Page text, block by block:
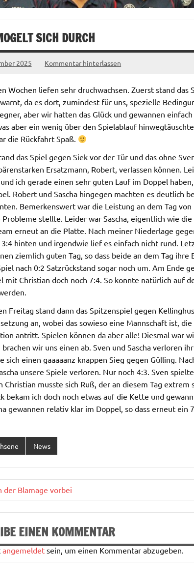
SICH DURCH
2025 Kommentar hinterlassen
Wochen liefen sehr druchwachsen. Zuerst stand das
da es dort, zumindest für uns, spezielle
aber wir hatten das Glück und gewannen
aber ein wenig über den Spielablauf
die Rückfahrt Spaß.
das Spiel gegen Siek vor der Tür und das ohne
Ersatzmann, Robert, verlassen können.
ich gerade einen sehr guten Lauf im Doppel
Robert und Sascha hingegen machten es deutlich
Bemerkenswert war die Leistung an dem Tag
stellte. Leider war Sascha, eigentlich wie
erneut an die Platte. Nach meiner Niederlage
hinten und irgendwie lief es einfach nicht rund.
ziemlich guten Tag, so dass beide an dem Tag
nach 0:2 Satzrückstand sogar noch um. Am Ende
mit Christian doch noch 7:4. So konnte natürlich auf
Freitag stand dann das Spitzenspiel gegen
an, wobei das sowieso eine Mannschaft ist,
antritt. Spielen können da aber alle! Diesmal war
wir uns einen ab. Sven und Sascha verloren
sich einen gaaaaanz knappen Sieg gegen Gülling.
unsere Spiele verloren. Nur noch 4:3. Sven
Christian musste sich Ruß, der an diesem Tag
bekam ich doch noch etwas auf die Kette und
gewannen relativ klar im Doppel, so dass erneut ein
News
der Blamage vorbei
EINEN KOMMENTAR
angemeldetsein, um einen Kommentar abzugeben.